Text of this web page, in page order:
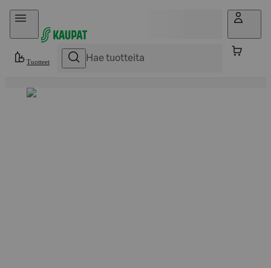
Hyppää sisältöön
Tuotteet